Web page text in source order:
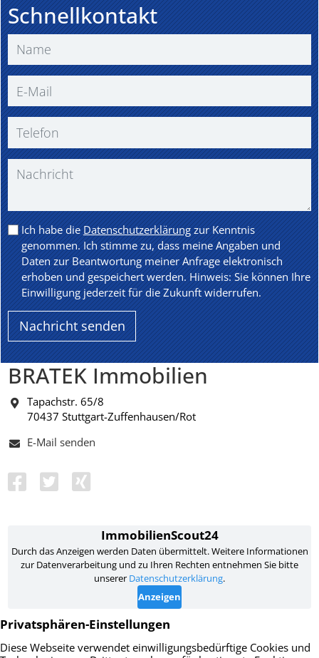
Schnellkontakt
Ich habe dieDatenschutzerklärungzur Kenntnis
genommen. Ich stimme zu, dass meine Angaben und
Daten zur Beantwortung meiner Anfrage elektronisch
erhoben und gespeichert werden. Hinweis: Sie können Ihre
Einwilligung jederzeit für die Zukunft widerrufen.
BRATEK Immobilien
Tapachstr. 65/8
70437 Stuttgart-Zuffenhausen/Rot
E-Mail senden
Impressum Datenschutz AGB